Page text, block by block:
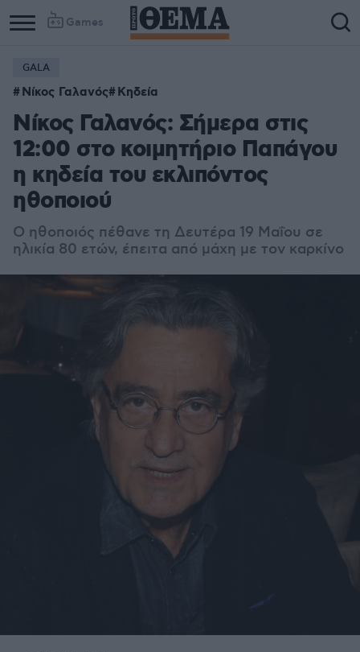
Games
GALA
Νίκος Γαλανός Κηδεία
Νίκος Γαλανός: Σήμερα στις
12:00 στο κοιμητήριο Παπάγου
η κηδεία του εκλιπόντος
ηθοποιού
Ο ηθοποιός πέθανε τη Δευτέρα 19 Μαΐου σε
ηλικία 80 ετών, έπειτα από μάχη με τον καρκίνο